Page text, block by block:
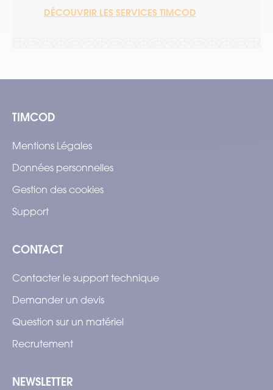
DÉCOUVRIR LES SERVICES TIMCOD
TIMCOD
Mentions Légales
Données personnelles
Gestion des cookies
Support
CONTACT
Contacter le support technique
Demander un devis
Question sur un matériel
Recrutement
NEWSLETTER